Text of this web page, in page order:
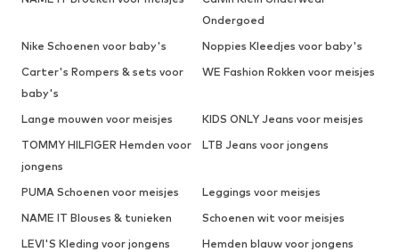
Ondergoed
Nike Schoenen voor baby's
Noppies Kleedjes voor baby's
Carter's Rompers & sets voor
baby's
WE Fashion Rokken voor meisjes
Lange mouwen voor meisjes
KIDS ONLY Jeans voor meisjes
TOMMY HILFIGER Hemden voor
jongens
LTB Jeans voor jongens
PUMA Schoenen voor meisjes
Leggings voor meisjes
NAME IT Blouses & tunieken
Schoenen wit voor meisjes
LEVI'S Kleding voor jongens
Hemden blauw voor jongens